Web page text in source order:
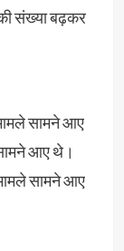
संख्या बढ़कर
सामने आए
आए थे।
सामने आए